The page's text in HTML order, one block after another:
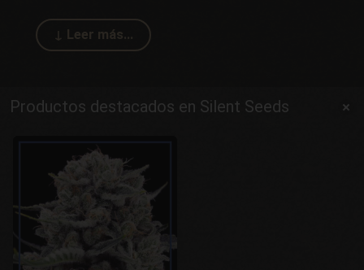
Productos destacados en Silent Seeds